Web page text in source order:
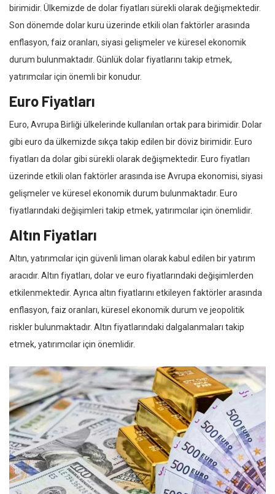
birimidir. Ülkemizde de dolar fiyatları sürekli olarak değişmektedir.
Son dönemde dolar kuru üzerinde etkili olan faktörler arasında
enflasyon, faiz oranları, siyasi gelişmeler ve küresel ekonomik
durum bulunmaktadır. Günlük dolar fiyatlarını takip etmek,
yatırımcılar için önemli bir konudur.
Euro Fiyatları
Euro, Avrupa Birliği ülkelerinde kullanılan ortak para birimidir. Dolar
gibi euro da ülkemizde sıkça takip edilen bir döviz birimidir. Euro
fiyatları da dolar gibi sürekli olarak değişmektedir. Euro fiyatları
üzerinde etkili olan faktörler arasında ise Avrupa ekonomisi, siyasi
gelişmeler ve küresel ekonomik durum bulunmaktadır. Euro
fiyatlarındaki değişimleri takip etmek, yatırımcılar için önemlidir.
Altın Fiyatları
Altın, yatırımcılar için güvenli liman olarak kabul edilen bir yatırım
aracıdır. Altın fiyatları, dolar ve euro fiyatlarındaki değişimlerden
etkilenmektedir. Ayrıca altın fiyatlarını etkileyen faktörler arasında
enflasyon, faiz oranları, küresel ekonomik durum ve jeopolitik
riskler bulunmaktadır. Altın fiyatlarındaki dalgalanmaları takip
etmek, yatırımcılar için önemlidir.